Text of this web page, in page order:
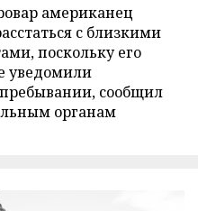
американец
с близкими
поскольку его
уведомили
сообщил
органам